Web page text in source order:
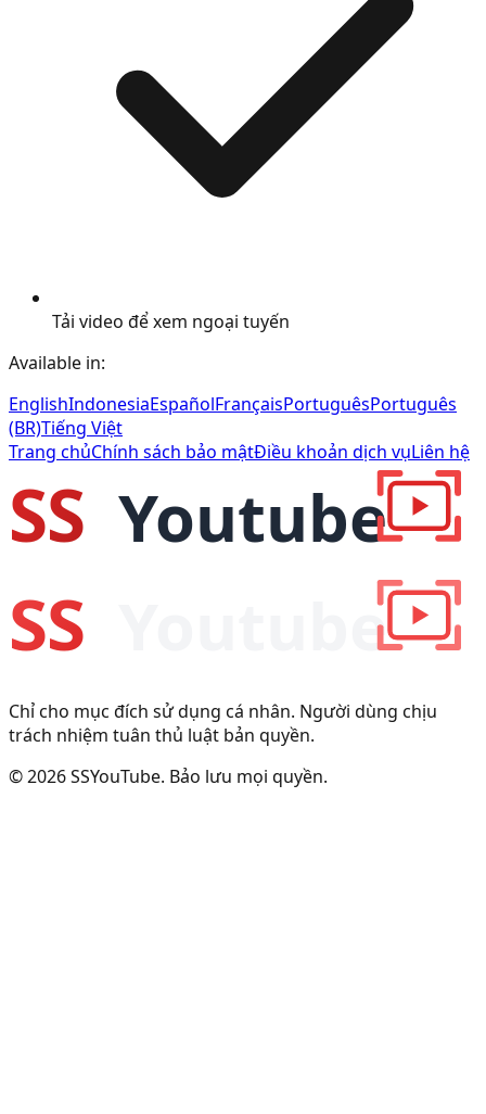
Tải video để xem ngoại tuyến
Available in:
EnglishIndonesiaEspañolFrançaisPortuguêsPortuguês
(BR)Tiếng Việt
Trang chủChính sách bảo mậtĐiều khoản dịch vụLiên hệ
Chỉ cho mục đích sử dụng cá nhân. Người dùng chịu
trách nhiệm tuân thủ luật bản quyền.
© 2026 SSYouTube. Bảo lưu mọi quyền.